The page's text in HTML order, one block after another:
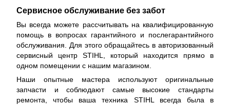
Сервисное обслуживание без забот
Вы всегда можете рассчитывать на квалифицированную
помощь в вопросах гарантийного и послегарантийного
обслуживания. Для этого обращайтесь в авторизованный
сервисный центр STIHL, который находится прямо в
одном помещении с нашим магазином.
Наши опытные мастера используют оригинальные
запчасти и соблюдают самые высокие стандарты
ремонта, чтобы ваша техника STIHL всегда была в